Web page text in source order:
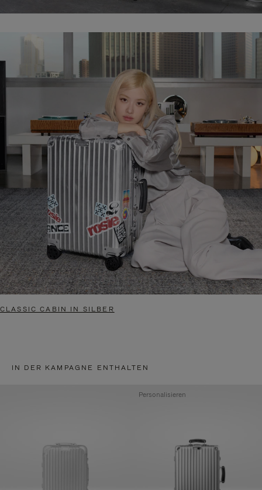
CLASSIC CABIN IN SILBER
IN DER KAMPAGNE ENTHALTEN
Personalisieren